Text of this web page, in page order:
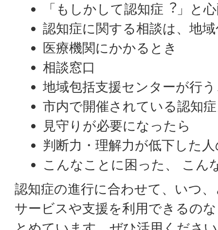
「もしかして認知症︖」と
認知症に関する相談は、地
医療機関にかかるとき
相談窓⼝
地域包括⽀援センターが⾏
市内で開催されている認知
⾒守りが必要になったら
判断⼒・理解⼒が低下した
こんなことに困った、 こん
認知症の進行に合わせて、いつ
サービスや支援を利用できるの